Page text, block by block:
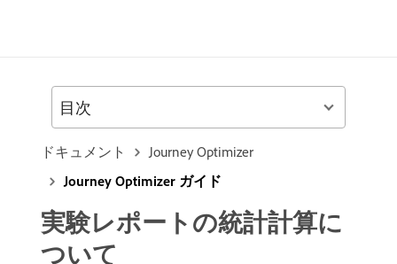
ドキュメント
Journey Optimizer
Journey Optimizer ガイド
実験レポートの統計計算に
ついて
目次